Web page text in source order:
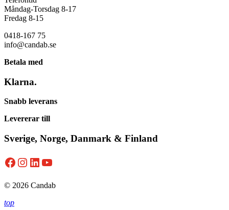
Måndag-Torsdag 8-17
Fredag 8-15
0418-167 75
info@candab.se
Betala med
Klarna.
Snabb leverans
Levererar till
Sverige, Norge, Danmark & Finland
Facebook
Instagram
LinkedIn
YouTube
© 2026 Candab
top